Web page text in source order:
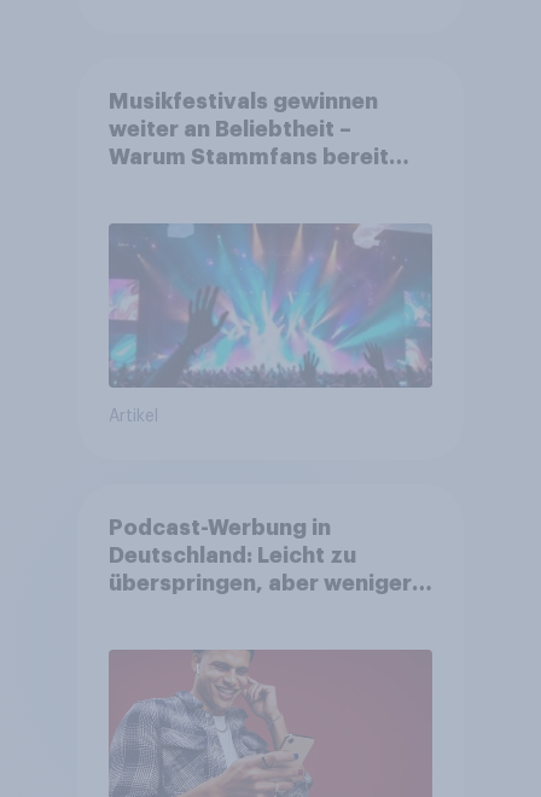
Musikfestivals gewinnen
weiter an Beliebtheit –
Warum Stammfans bereit
Artikel
Podcast-Werbung in
Deutschland: Leicht zu
überspringen, aber weniger